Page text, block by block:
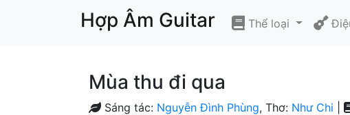
Hợp Âm Guitar Thể loại
Mùa thu đi qua
Sáng tác: Nguyễn Đình Phùng, Thơ: Như Chi